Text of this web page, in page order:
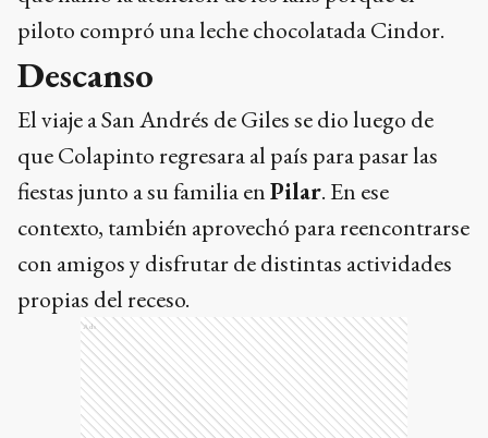
piloto compró una leche chocolatada Cindor.
Descanso
El viaje a San Andrés de Giles se dio luego de
que Colapinto regresara al país para pasar las
fiestas junto a su familia enPilar. En ese
contexto, también aprovechó para reencontrarse
con amigos y disfrutar de distintas actividades
propias del receso.
Ads